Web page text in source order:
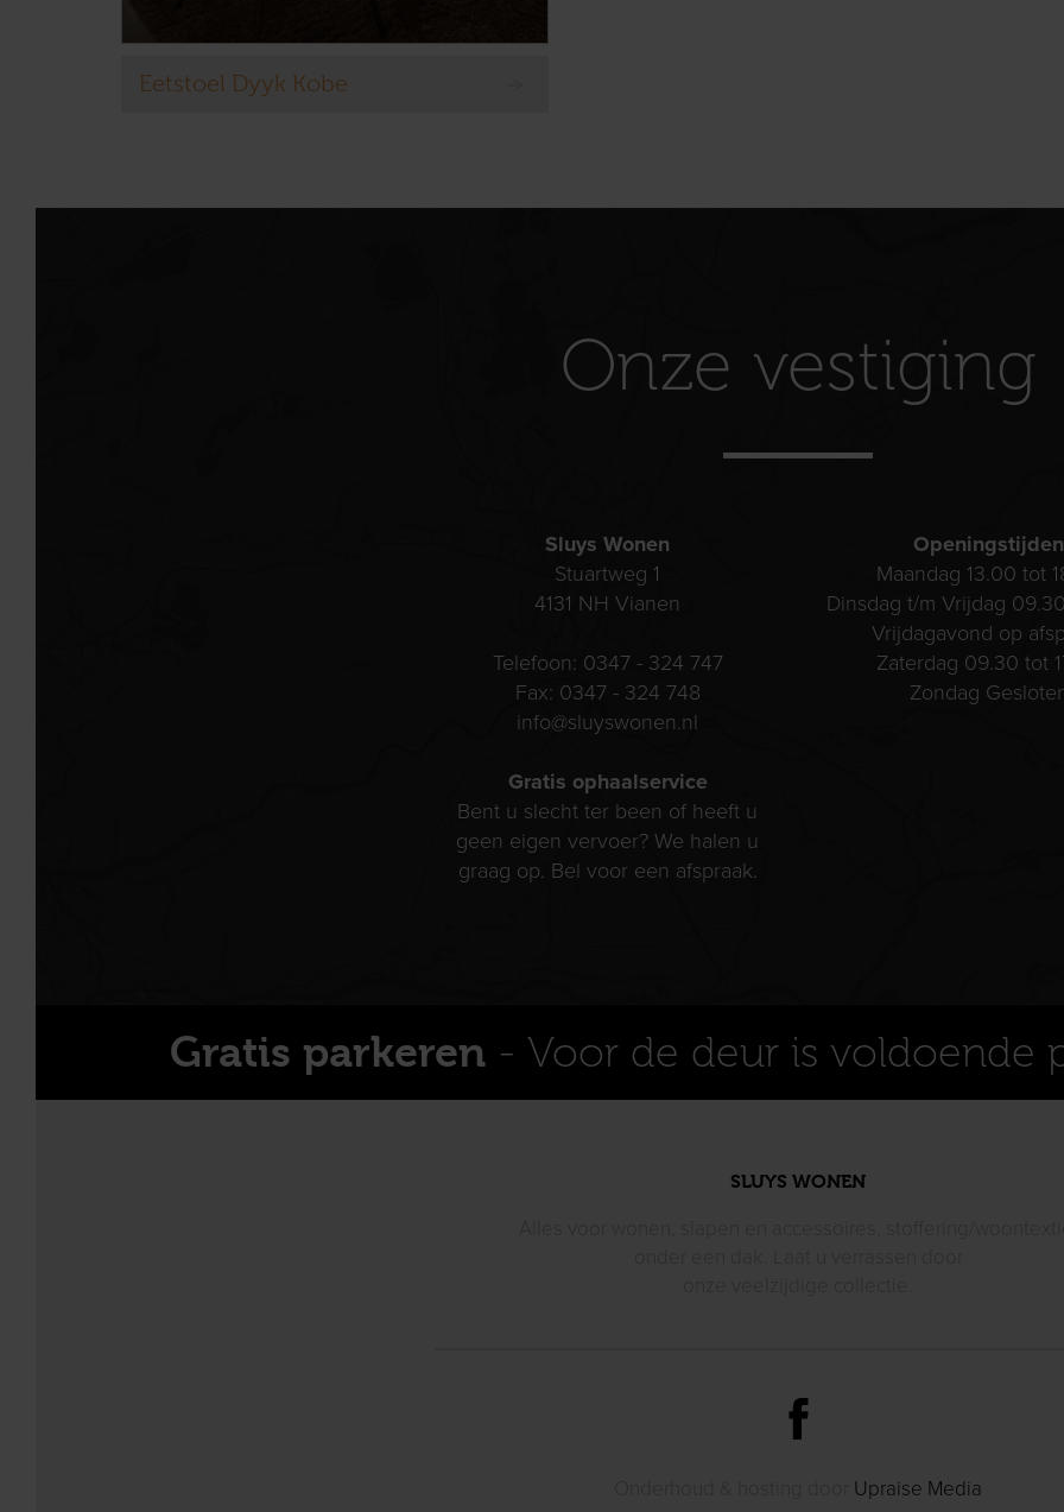
Eetstoel Dyyk Kobe
Onze vestiging
Sluys Wonen
Stuartweg 1
4131 NH Vianen
Telefoon: 0347 - 324 747
Fax: 0347 - 324 748
info@sluyswonen.nl
Gratis ophaalservice
Bent u slecht ter been of heeft u
geen eigen vervoer? We halen u
graag op. Bel voor een afspraak.
Openingstijden
Maandag 13.00 tot
Dinsdag t/m Vrijdag
Vrijdagavond op
Zaterdag 09.30 tot
Zondag
Gratis parkeren - Voor de deur is voldoende
SLUYS WONEN
Upraise Media